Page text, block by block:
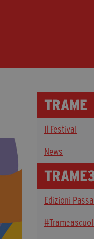
Ospiti
Media & Press
News & Kit
Accrediti Stampa
Cartella Stampa
Rassegna Stampa
Diventa Partner
TRAME
Il Festival
News
Edizioni